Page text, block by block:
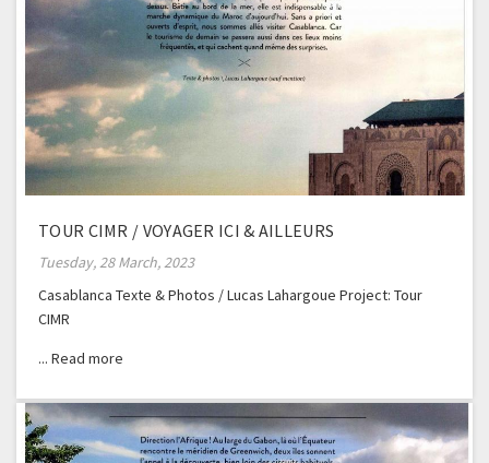
TOUR CIMR / VOYAGER ICI & AILLEURS
Tuesday, 28 March, 2023
Casablanca Texte & Photos / Lucas Lahargoue Project: Tour
CIMR